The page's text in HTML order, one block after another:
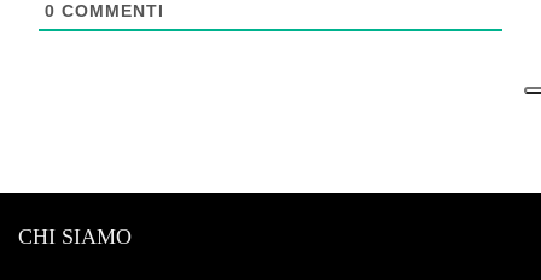
0 COMMENTI
CHI SIAMO